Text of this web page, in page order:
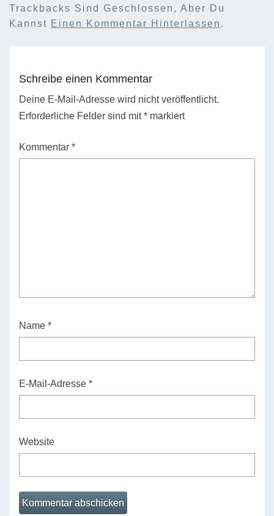
Trackbacks Sind Geschlossen, Aber Du
Kannst Einen Kommentar Hinterlassen .
Schreibe einen Kommentar
Deine E-Mail-Adresse wird nicht veröffentlicht.
Erforderliche Felder sind mit* markiert
Kommentar *
Name *
E-Mail-Adresse *
Website